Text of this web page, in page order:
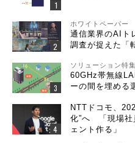
ホワイトペーパー
通信業界のAI
調査が捉えた「
ソリューション特集
60GHz帯無線
ーの間を埋める
NTTドコモ、
化”へ 「現場社
ェント作る」